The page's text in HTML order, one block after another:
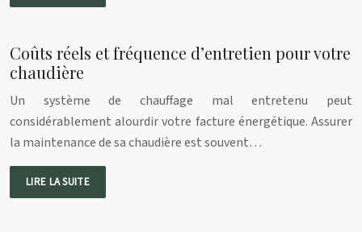
Coûts réels et fréquence d’entretien pour votre
chaudière
Un système de chauffage mal entretenu peut
considérablement alourdir votre facture énergétique. Assurer
la maintenance de sa chaudière est souvent…
LIRE LA SUITE